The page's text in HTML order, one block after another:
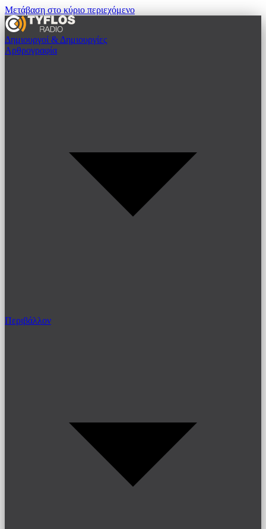
Μετάβαση στο κύριο περιεχόμενο
Δημιουργοί & Δημιουργίες
Αρθρογραφία
Περιβάλλον